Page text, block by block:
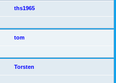
ths1965
tom
Torsten